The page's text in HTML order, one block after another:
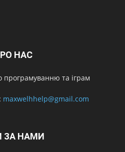
НАС
програмуванню та іграм
maxwelhhelp@gmail.com
ЗА НАМИ